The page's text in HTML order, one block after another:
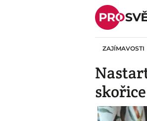
Skip
content
ZAJÍMAVOSTI